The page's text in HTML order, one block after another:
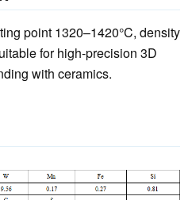
point 1320–1420°C, density
for high-precision 3D
with ceramics.